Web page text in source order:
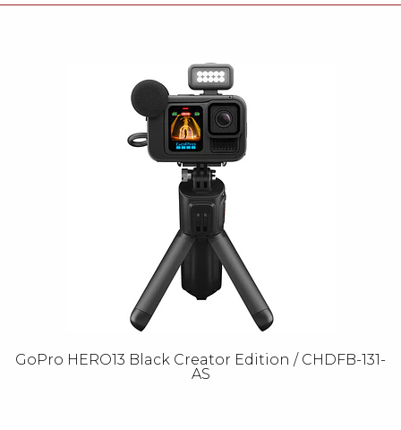
GoPro HERO13 Black Creator Edition / CHDFB-131-
AS